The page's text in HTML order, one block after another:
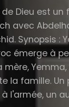
de Dieu est un
avec
Synopsis :
émerge à
mère,
la famille. Un
l'armée, un